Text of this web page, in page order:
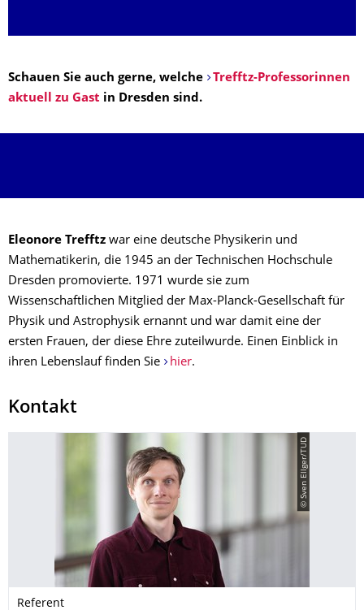
Schauen Sie auch gerne, welche
Trefftz-Professorinnen
aktuell zu Gast in Dresden sind.
Eleonore Trefftz war eine deutsche Physikerin und
Mathematikerin, die 1945 an der Technischen Hochschule
Dresden promovierte. 1971 wurde sie zum
Wissenschaftlichen Mitglied der Max-Planck-Gesellschaft für
Physik und Astrophysik ernannt und war damit eine der
ersten Frauen, der diese Ehre zuteilwurde. Einen Einblick in
ihren Lebenslauf finden Sie
hier.
Kontakt
© Sven Ellger/TUD
Referent